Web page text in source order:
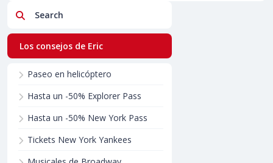
Search
Los consejos de Eric
Paseo en helicóptero
Hasta un -50% Explorer Pass
Hasta un -50% New York Pass
Tickets New York Yankees